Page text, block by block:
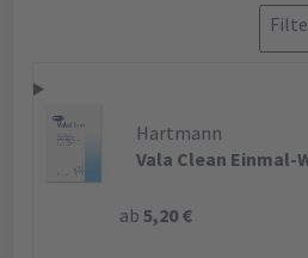
Hartmann
Vala Clean Einmal-
ab 5,20 €